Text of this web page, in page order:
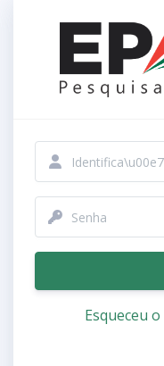
Identificação de
Senha
Esqueceu